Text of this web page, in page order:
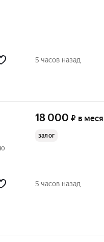
5 часов назад
18 000 ₽ в
залог
5 часов назад